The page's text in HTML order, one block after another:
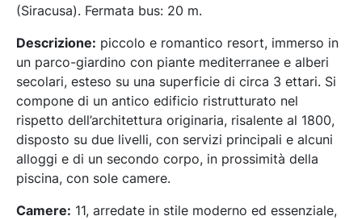
(Siracusa). Fermata bus: 20 m.
Descrizione: piccolo e romantico resort, immerso in
un parco-giardino con piante mediterranee e alberi
secolari, esteso su una superficie di circa 3 ettari. Si
compone di un antico edificio ristrutturato nel
rispetto dell’architettura originaria, risalente al 1800,
disposto su due livelli, con servizi principali e alcuni
alloggi e di un secondo corpo, in prossimità della
piscina, con sole camere.
Camere: 11, arredate in stile moderno ed essenziale,